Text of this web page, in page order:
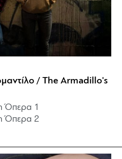
/ The Armadillo's
Όπερα 1
Όπερα 2